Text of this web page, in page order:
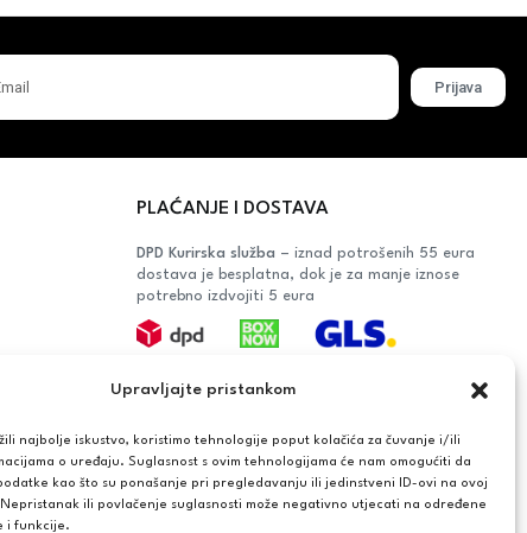
Upravljajte pristankom
najbolje iskustvo, koristimo tehnologije poput kolačića za čuvanje i/ili
o uređaju. Suglasnost s ovim tehnologijama će nam omogućiti da
kao što su ponašanje pri pregledavanju ili jedinstveni ID-ovi na ovoj
ili povlačenje suglasnosti može negativno utjecati na određene
i funkcije.
Prijava
PLAĆANJE I DOSTAVA
DPD Kurirska služba – iznad potrošenih 55 eura
dostava je besplatna, dok je za manje iznose
potrebno izdvojiti 5 eura
Bankovna transakcija, plaćanje prilikom